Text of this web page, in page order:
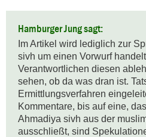
Hamburger Jung sagt:
Im Artikel wird lediglich zur
sivh um einen Vorwurf
Verantwortlichen diesen
sehen, ob da was dran ist.
Ermittlungsverfahren
Kommentare, bis auf eine,
Ahmadiya sivh aus der
ausschließt, sind